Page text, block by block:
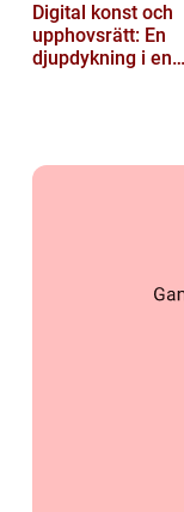
Digital konst och
upphovsrätt: En
djupdykning i en